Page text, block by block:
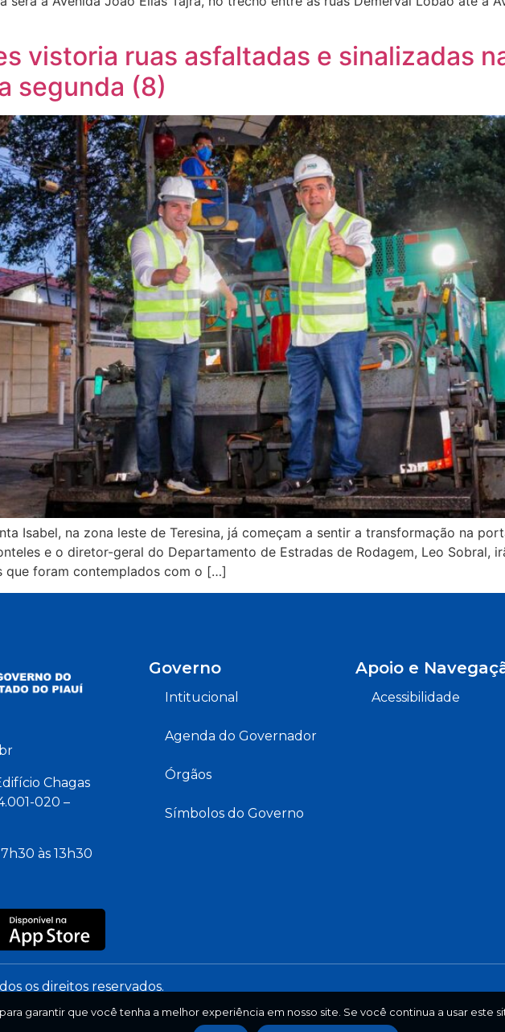
vistoria ruas asfaltadas e sinalizadas
segunda (8)
Isabel, na zona leste de Teresina, já começam a sentir a transformação na
e o diretor-geral do Departamento de Estradas de Rodagem, Leo Sobral,
que foram contemplados com o […]
Chagas
020 –
às 13h30
Governo
Intitucional
Agenda do Governador
Órgãos
Símbolos do Governo
Apoio e
Acessibilidade
os direitos reservados.
garantir que você tenha a melhor experiência em nosso site. Se você continua a usar este